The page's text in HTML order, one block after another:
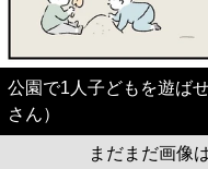
公園で1人子どもを遊ば
さん）
まだまだ画像